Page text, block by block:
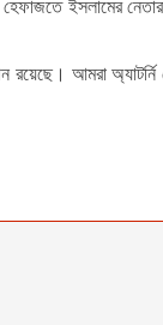
ইসলামের
আমরা অ্যাটর্নি